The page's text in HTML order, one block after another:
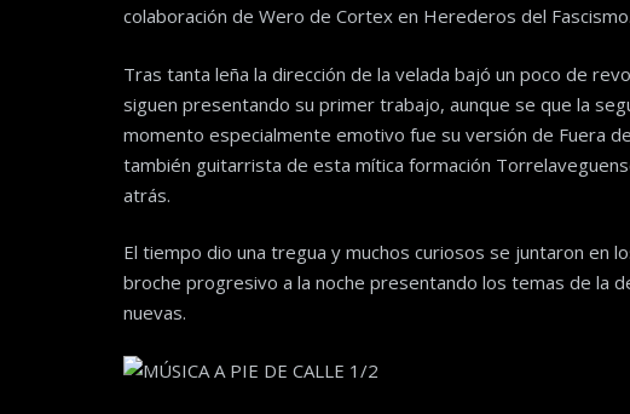
colaboración de Wero de Cortex en Herederos del Fascismo.
Tras tanta leña la dirección de la velada bajó un poco de
siguen presentando su primer trabajo, aunque se que la
momento especialmente emotivo fue su versión de Fuera
también guitarrista de esta mítica formación
atrás.
El tiempo dio una tregua y muchos curiosos se juntaron en
broche progresivo a la noche presentando los temas de la
nuevas.